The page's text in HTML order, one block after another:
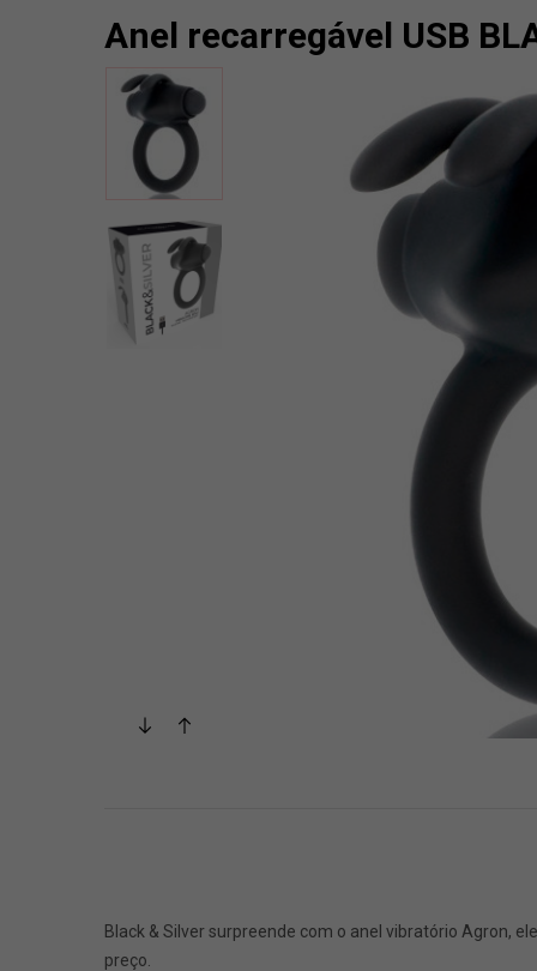
Anel recarregável USB
Black & Silver surpreende com o anel vibratório Agron,
preço.